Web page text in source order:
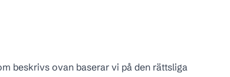
beskrivs ovan baserar vi på den rättsliga